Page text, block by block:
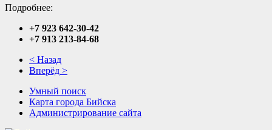
Подробнее:
+7 923 642-30-42
+7 913 213-84-68
< Назад
Вперёд >
Умный поиск
Карта города Бийска
Администрирование сайта